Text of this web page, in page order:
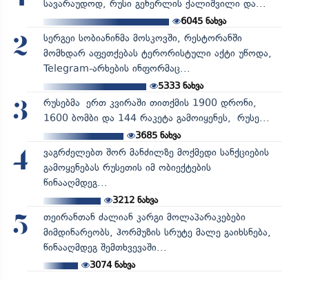
სავარაუდოდ, რუსი გენერლის ქალიშვილი და...
6045 ნახვა
2
სერგეი სობიანინმა მოსკოვში, რესტორანში
მომხდარ აფეთქებას ტერორისტული აქტი უწოდა,
Telegram-არხების ინფორმაც...
5333ნახვა
3
რუსებმა ერთ კვირაში თითქმის 1900 დრონი,
1600 ბომბი და 144 რაკეტა გამოიყენეს, რუსე...
3685ნახვა
4
ვაგრძელებთ შორ მანძილზე მოქმედი სანქციების
გამოყენებას რუსეთის იმ ობიექტების
წინააღმდეგ...
3212ნახვა
5
თეირანთან ძალიან კარგი მოლაპარაკებები
მიმდინარეობს, ჰორმუზის სრუტე მალე გაიხსნება,
წინააღმდეგ შემთხვევაში...
3074ნახვა